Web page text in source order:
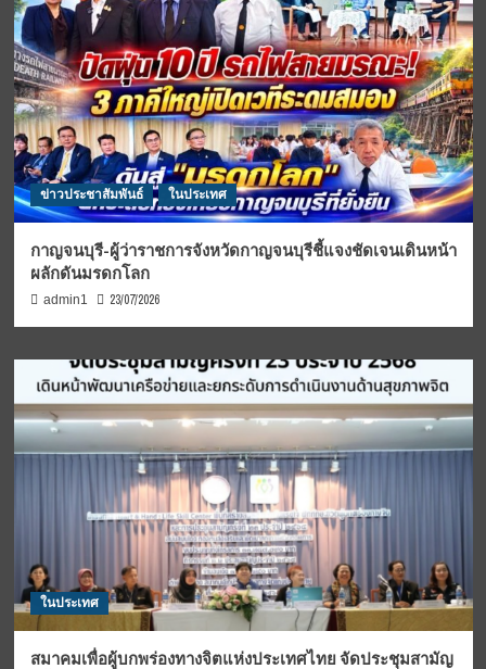
ข่าวประชาสัมพันธ์ ในประเทศ
กาญจนบุรี-ผู้ว่าราชการจังหวัดกาญจนบุรีชี้แจงชัดเจนเดินหน้า
ผลักดันมรดกโลก
admin1 23/07/2026
ในประเทศ
สมาคมเพื่อผู้บกพร่องทางจิตแห่งประเทศไทย จัดประชุมสามัญ